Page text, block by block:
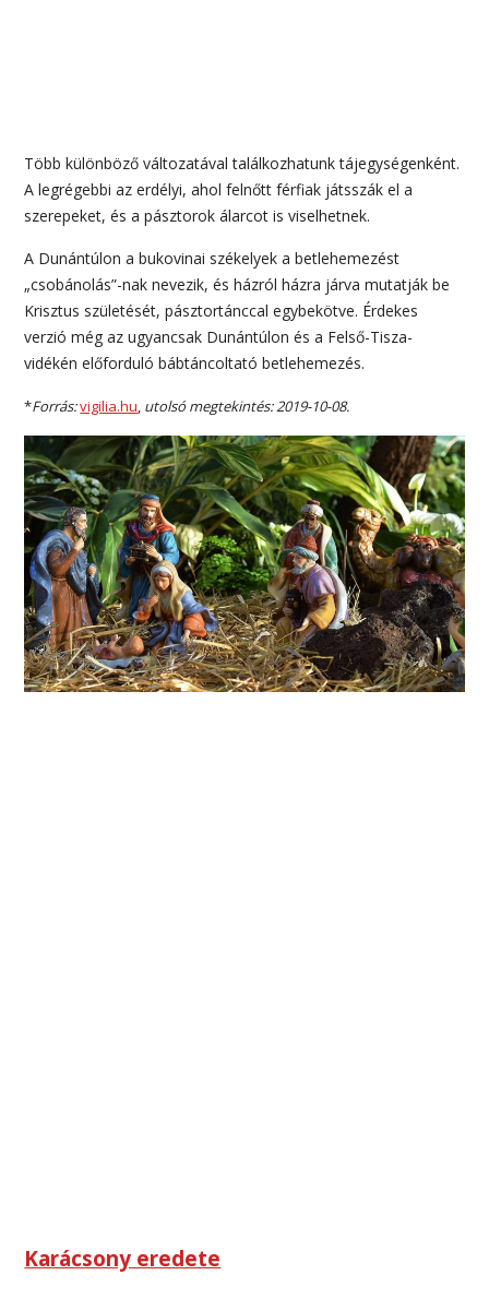
Több különböző változatával találkozhatunk tájegységenként.
A legrégebbi az erdélyi, ahol felnőtt férfiak játsszák el a
szerepeket, és a pásztorok álarcot is viselhetnek.
A Dunántúlon a bukovinai székelyek a betlehemezést
„csobánolás”-nak nevezik, és házról házra járva mutatják be
Krisztus születését, pásztortánccal egybekötve. Érdekes
verzió még az ugyancsak Dunántúlon és a Felső-Tisza-
vidékén előforduló bábtáncoltató betlehemezés.
*Forrás:vigilia.hu utolsó megtekintés: 2019-10-08.
Karácsony eredete